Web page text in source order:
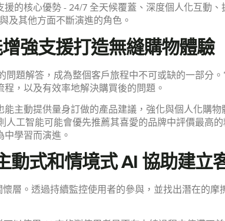
的核心優勢 - 24/7 全天候覆蓋、深度個人化互動
及其他方面不斷演進的角色。
強支援打造無縫購物體驗
問題解答，成為整個客戶旅程中不可或缺的一部分
，以及有效率地解決購買後的問題。
主動提供量身訂做的產品建議，強化與個人化購
人工智能可能會優先推薦其喜愛的品牌中評價最高
學習而演進。
動式和情境式 AI 協助建立
層。透過持續監控使用者的參與，並找出潛在的